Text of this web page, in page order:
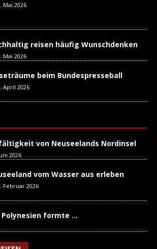
Mai 2026
reisen häufig Wunschdenken
Mai 2026
beim Bundespresseball
April 2026
von Neuseelands Nordinsel
2026
vom Wasser aus erleben
Februar 2026
formte …